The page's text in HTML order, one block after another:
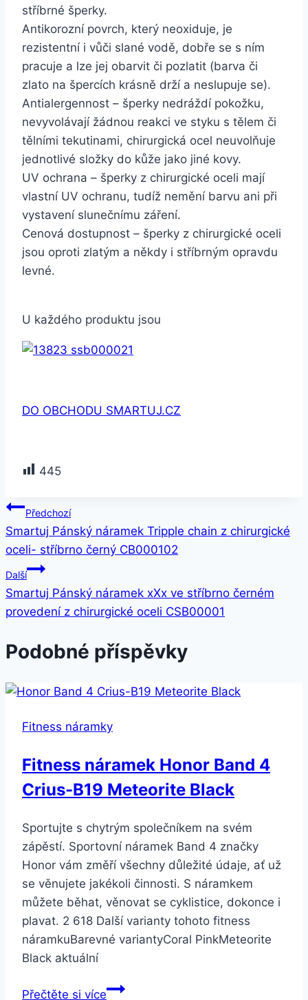
stříbrné šperky.
Antikorozní povrch, který neoxiduje, je
rezistentní i vůči slané vodě, dobře se s ním
pracuje a lze jej obarvit či pozlatit (barva či
zlato na špercích krásně drží a neslupuje se).
Antialergennost – šperky nedráždí pokožku,
nevyvolávají žádnou reakci ve styku s tělem či
tělními tekutinami, chirurgická ocel neuvolňuje
jednotlivé složky do kůže jako jiné kovy.
UV ochrana – šperky z chirurgické oceli mají
vlastní UV ochranu, tudíž nemění barvu ani při
vystavení slunečnímu záření.
Cenová dostupnost – šperky z chirurgické oceli
jsou oproti zlatým a někdy i stříbrným opravdu
levné.
U každého produktu jsou
DO OBCHODU SMARTUJ.CZ
445
Navigace
pro
příspěvek
Předchozí
Smartuj Pánský náramek Tripple chain z chirurgické
oceli- stříbrno černý CB000102
Další
Smartuj Pánský náramek xXx ve stříbrno černém
provedení z chirurgické oceli CSB00001
Podobné příspěvky
Fitness náramky
Fitness náramek Honor Band 4
Crius-B19 Meteorite Black
Sportujte s chytrým společníkem na svém
zápěstí. Sportovní náramek Band 4 značky
Honor vám změří všechny důležité údaje, ať už
se věnujete jakékoli činnosti. S náramkem
můžete běhat, věnovat se cyklistice, dokonce i
plavat. 2 618 Další varianty tohoto fitness
náramkuBarevné variantyCoral PinkMeteorite
Black aktuální
Přečtěte si víceFitness